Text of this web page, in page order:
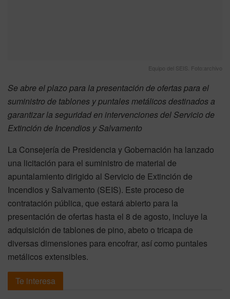
Equipo del SEIS. Foto:archivo
Se abre el plazo para la presentación de ofertas para el
suministro de tablones y puntales metálicos destinados a
garantizar la seguridad en intervenciones del Servicio de
Extinción de Incendios y Salvamento
La Consejería de Presidencia y Gobernación ha lanzado
una licitación para el suministro de material de
apuntalamiento dirigido al Servicio de Extinción de
Incendios y Salvamento (SEIS). Este proceso de
contratación pública, que estará abierto para la
presentación de ofertas hasta el 8 de agosto, incluye la
adquisición de tablones de pino, abeto o tricapa de
diversas dimensiones para encofrar, así como puntales
metálicos extensibles.
Te interesa